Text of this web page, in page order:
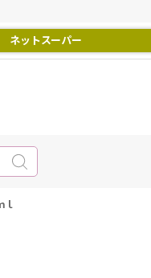
ネットスーパー